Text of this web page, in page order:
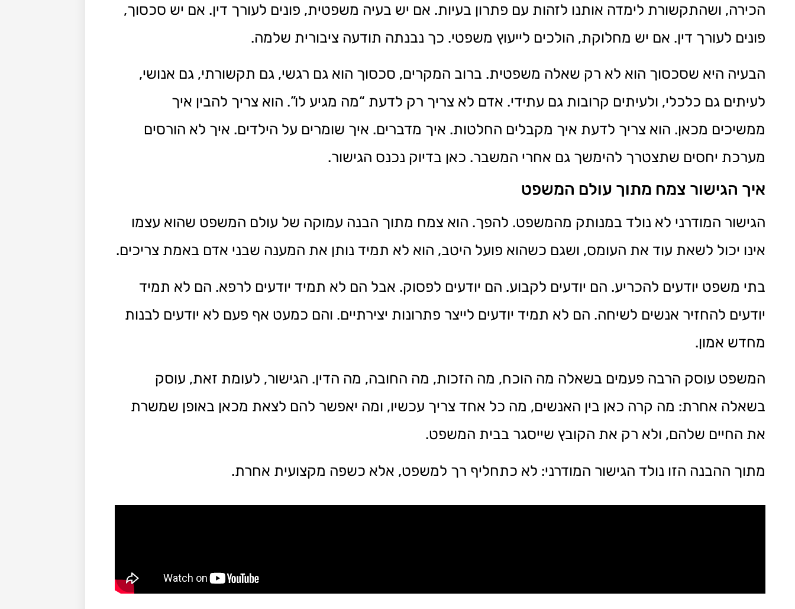
הכירה, ושהתקשורת לימדה אותנו לזהות עם פתרון בעיות. אם יש בעיה משפטית, פונים לעורך דין. אם יש סכסוך,
פונים לעורך דין. אם יש מחלוקת, הולכים לייעוץ משפטי. כך נבנתה תודעה ציבורית שלמה.
הבעיה היא שסכסוך הוא לא רק שאלה משפטית. ברוב המקרים, סכסוך הוא גם רגשי, גם תקשורתי, גם אנושי,
לעיתים גם כלכלי, ולעיתים קרובות גם עתידי. אדם לא צריך רק לדעת “מה מגיע לו”. הוא צריך להבין איך
ממשיכים מכאן. הוא צריך לדעת איך מקבלים החלטות. איך מדברים. איך שומרים על הילדים. איך לא הורסים
מערכת יחסים שתצטרך להימשך גם אחרי המשבר. כאן בדיוק נכנס הגישור.
איך הגישור צמח מתוך עולם המשפט
הגישור המודרני לא נולד במנותק מהמשפט. להפך. הוא צמח מתוך הבנה עמוקה של עולם המשפט שהוא עצמו
אינו יכול לשאת עוד את העומס, ושגם כשהוא פועל היטב, הוא לא תמיד נותן את המענה שבני אדם באמת צריכים.
בתי משפט יודעים להכריע. הם יודעים לקבוע. הם יודעים לפסוק. אבל הם לא תמיד יודעים לרפא. הם לא תמיד
יודעים להחזיר אנשים לשיחה. הם לא תמיד יודעים לייצר פתרונות יצירתיים. והם כמעט אף פעם לא יודעים לבנות
מחדש אמון.
המשפט עוסק הרבה פעמים בשאלה מה הוכח, מה הזכות, מה החובה, מה הדין. הגישור, לעומת זאת, עוסק
בשאלה אחרת: מה קרה כאן בין האנשים, מה כל אחד צריך עכשיו, ומה יאפשר להם לצאת מכאן באופן שמשרת
את החיים שלהם, ולא רק את הקובץ שייסגר בבית המשפט.
מתוך ההבנה הזו נולד הגישור המודרני: לא כתחליף רך למשפט, אלא כשפה מקצועית אחרת.